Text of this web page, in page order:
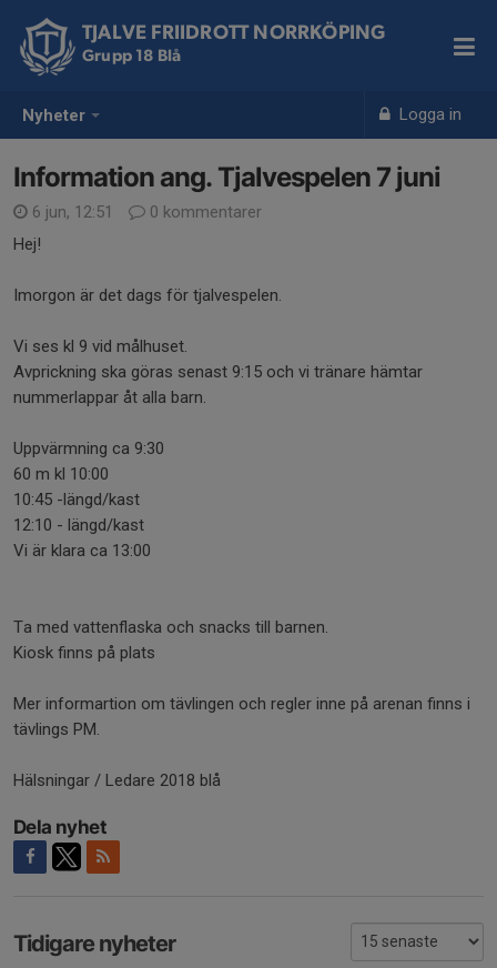
Nyheter Logga in
TJALVE FRIIDROTT NORRKÖPING
Grupp 18 Blå
Information ang. Tjalvespelen 7 juni
6 jun, 12:51
0 kommentarer
Hej!
Imorgon är det dags för tjalvespelen.
Vi ses kl 9 vid målhuset.
Avprickning ska göras senast 9:15 och vi tränare hämtar
nummerlappar åt alla barn.
Uppvärmning ca 9:30
60 m kl 10:00
10:45 -längd/kast
12:10 - längd/kast
Vi är klara ca 13:00
Ta med vattenflaska och snacks till barnen.
Kiosk finns på plats
Mer informartion om tävlingen och regler inne på arenan finns i
tävlings PM.
Hälsningar / Ledare 2018 blå
Dela nyhet
Tidigare nyheter